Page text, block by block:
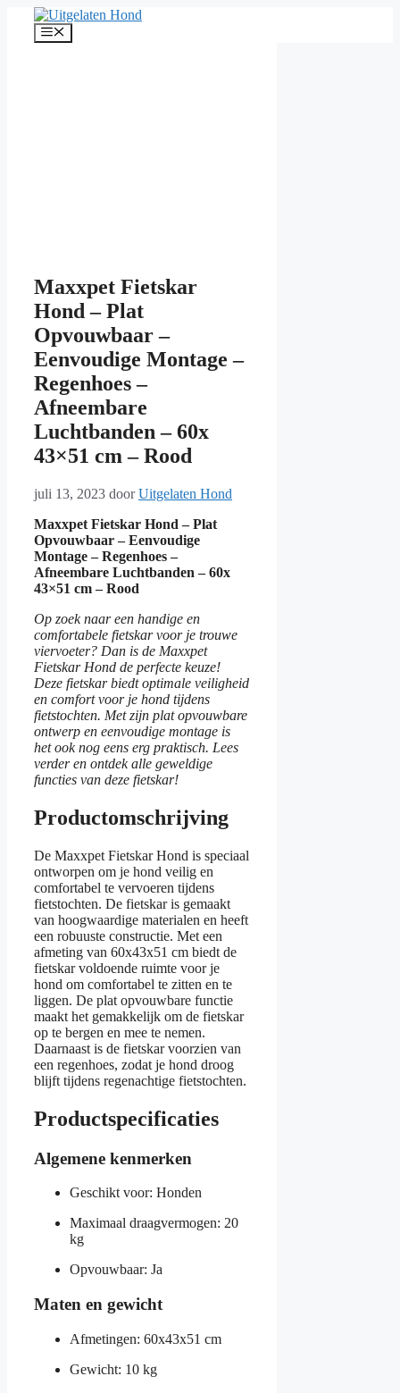
Menu
Maxxpet Fietskar
Hond – Plat
Opvouwbaar –
Eenvoudige Montage –
Regenhoes –
Afneembare
Luchtbanden – 60x
43×51 cm – Rood
juli 13, 2023 doorUitgelaten Hond
Maxxpet Fietskar Hond – Plat
Opvouwbaar – Eenvoudige
Montage – Regenhoes –
Afneembare Luchtbanden – 60x
43×51 cm – Rood
Op zoek naar een handige en
comfortabele fietskar voor je trouwe
viervoeter? Dan is de Maxxpet
Fietskar Hond de perfecte keuze!
Deze fietskar biedt optimale veiligheid
en comfort voor je hond tijdens
fietstochten. Met zijn plat opvouwbare
ontwerp en eenvoudige montage is
het ook nog eens erg praktisch. Lees
verder en ontdek alle geweldige
functies van deze fietskar!
Productomschrijving
De Maxxpet Fietskar Hond is speciaal
ontworpen om je hond veilig en
comfortabel te vervoeren tijdens
fietstochten. De fietskar is gemaakt
van hoogwaardige materialen en heeft
een robuuste constructie. Met een
afmeting van 60x43x51 cm biedt de
fietskar voldoende ruimte voor je
hond om comfortabel te zitten en te
liggen. De plat opvouwbare functie
maakt het gemakkelijk om de fietskar
op te bergen en mee te nemen.
Daarnaast is de fietskar voorzien van
een regenhoes, zodat je hond droog
blijft tijdens regenachtige fietstochten.
Productspecificaties
Algemene kenmerken
Geschikt voor: Honden
Maximaal draagvermogen: 20
kg
Opvouwbaar: Ja
Maten en gewicht
Afmetingen: 60x43x51 cm
Gewicht: 10 kg